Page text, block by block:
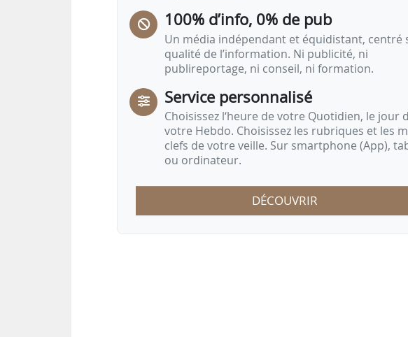
100% d’info, 0% de pub
Un média indépendant et équidistant, centré
qualité de l’information. Ni publicité, ni
publireportage, ni conseil, ni formation.
Service personnalisé
Choisissez l‘heure de votre Quotidien, le jour
votre Hebdo. Choisissez les rubriques et les
clefs de votre veille. Sur smartphone (App),
ou ordinateur.
DÉCOUVRIR